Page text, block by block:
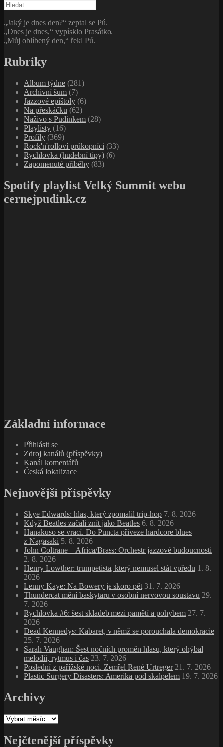
Vyhledávání
„Jaký je dnes den?“ zeptal se Pú.
„Dnes je dnes,“ vypísklo Prasátko.
„Můj oblíbený den,“ řekl Pú.
Rubriky
Album týdne (281)
Archivní šum (7)
Jazzové epištoly (6)
Na přeskáčku (62)
Naživo s Pudinkem (28)
Playlisty (16)
Profily (369)
Rock'n'rolloví průkopníci (33)
Rychlovka (hudební tipy) (6)
Zapomenuté příběhy (83)
Spotify playlist Velký Summit webu
cernejpudink.cz
Základní informace
Přihlásit se
Zdroj kanálů (příspěvky)
Kanál komentářů
Česká lokalizace
Nejnovější příspěvky
Skye Edwards: hlas, který zpomalil trip‑hop 7. 8. 2026
Když Beatles začali znít jako Beatles 6. 8. 2026
Hanakuso se vrací. Do Puncta přiveze hardcore blues
z Nagasaki 5. 8. 2026
John Coltrane – Africa/Brass: Orchestr jazzové budoucnosti
2. 8. 2026
Henry Lowther: trumpetista, který nemusel stát vpředu 1. 8.
2026
Lenny Kaye: Na Bowery je skoro pět 31. 7. 2026
Thundercat mění baskytaru v osobní nervovou soustavu 29.
7. 2026
Rychlovka #6: šest skladeb mezi pamětí a pohybem 27. 7.
2026
Dead Kennedys: Kabaret, v němž se porouchala demokracie
25. 7. 2026
Sarah Vaughan: Šest nočních proměn hlasu, který ohýbal
melodii, rytmus i čas 23. 7. 2026
Poslední z pařížské noci. Zemřel René Urtreger 21. 7. 2026
Plastic Surgery Disasters: Amerika pod skalpelem 19. 7. 2026
Archivy
Archivy
Nejčtenější příspěvky